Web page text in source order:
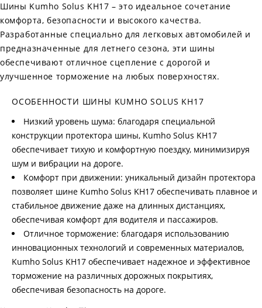
Шины Kumho Solus KH17 – это идеальное сочетание
комфорта, безопасности и высокого качества.
Разработанные специально для легковых автомобилей и
предназначенные для летнего сезона, эти шины
обеспечивают отличное сцепление с дорогой и
улучшенное торможение на любых поверхностях.
ОСОБЕННОСТИ ШИНЫ KUMHO SOLUS KH17
Низкий уровень шума: благодаря специальной
конструкции протектора шины, Kumho Solus KH17
обеспечивает тихую и комфортную поездку, минимизируя
шум и вибрации на дороге.
Комфорт при движении: уникальный дизайн протектора
позволяет шине Kumho Solus KH17 обеспечивать плавное и
стабильное движение даже на длинных дистанциях,
обеспечивая комфорт для водителя и пассажиров.
Отличное торможение: благодаря использованию
инновационных технологий и современных материалов,
Kumho Solus KH17 обеспечивает надежное и эффективное
торможение на различных дорожных покрытиях,
обеспечивая безопасность на дороге.